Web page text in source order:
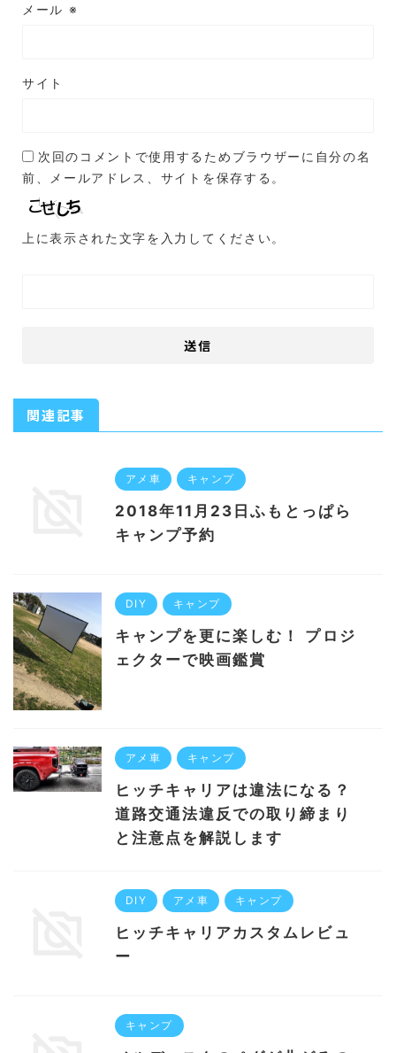
メール ※
サイト
次回のコメントで使用するためブラウザーに自分の名
前、メールアドレス、サイトを保存する。
上に表示された文字を入力してください。
関連記事
アメ車 キャンプ
2018年11月23日ふもとっぱら
キャンプ予約
DIY キャンプ
キャンプを更に楽しむ！ プロジ
ェクターで映画鑑賞
アメ車 キャンプ
ヒッチキャリアは違法になる？
道路交通法違反での取り締まり
と注意点を解説します
DIY アメ車 キャンプ
ヒッチキャリアカスタムレビュ
ー
キャンプ